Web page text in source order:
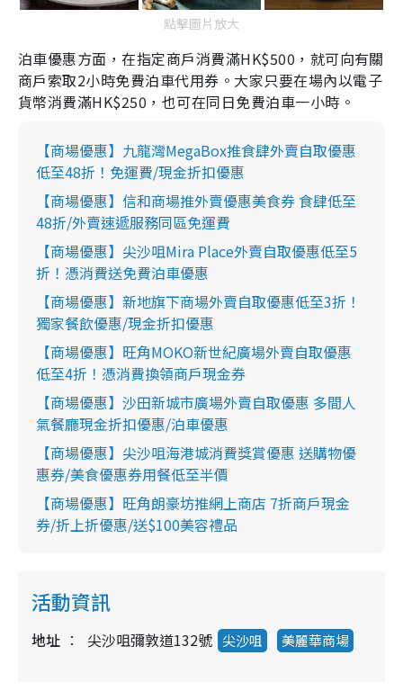
點擊圖片放大
泊車優惠方面，在指定商戶消費滿HK$500 ，就可向有關
商戶索取2小時免費泊車代用券。大家只要在場內以電子
貨幣消費滿HK$250 ，也可在同日免費泊車一小時。
【商場優惠】九龍灣MegaBox推食肆外賣自取優惠
低至48折！免運費/現金折扣優惠
【商場優惠】信和商場推外賣優惠美食券 食肆低至
48折/外賣速遞服務同區免運費
【商場優惠】尖沙咀Mira Place外賣自取優惠低至5
折！憑消費送免費泊車優惠
【商場優惠】新地旗下商場外賣自取優惠低至3折！
獨家餐飲優惠/現金折扣優惠
【商場優惠】旺角MOKO新世紀廣場外賣自取優惠
低至4折！憑消費換領商戶現金券
【商場優惠】沙田新城市廣場外賣自取優惠 多間人
氣餐廳現金折扣優惠/泊車優惠
【商場優惠】尖沙咀海港城消費獎賞優惠 送購物優
惠券/美食優惠券用餐低至半價
【商場優惠】旺角朗豪坊推網上商店 7折商戶現金
券/折上折優惠/送$100美容禮品
活動資訊
地址 尖沙咀彌敦道132號 尖沙咀 美麗華商場